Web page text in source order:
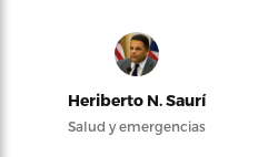
Heriberto N. Saurí
Salud y emergencias